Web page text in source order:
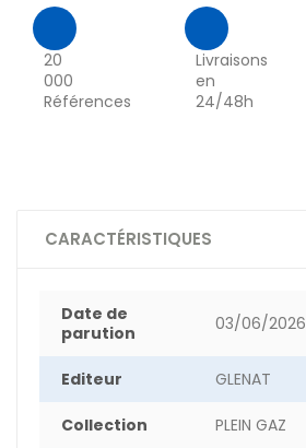
20
000
Références
Livraisons
en
24/48h
CARACTÉRISTIQUES
Date de
parution
03/06/2026
Editeur GLENAT
Collection PLEIN GAZ